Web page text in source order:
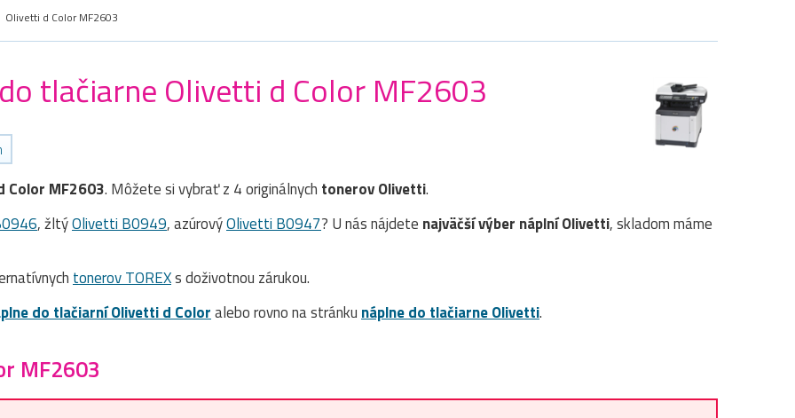
Olivetti d Color MF2603
tlačiarne Olivetti d Color MF2603
Color MF2603. Môžete si vybrať z 4 originálnych tonerovOlivetti.
, žltýOlivetti B0949, azúrovýOlivetti B0947? U nás nájdete najväčší výber náplní Olivetti, skladom máme
tonerov TOREXs doživotnou zárukou.
do tlačiarní Olivetti d Coloralebo rovno na stránku náplne do tlačiarne Olivetti.
MF2603